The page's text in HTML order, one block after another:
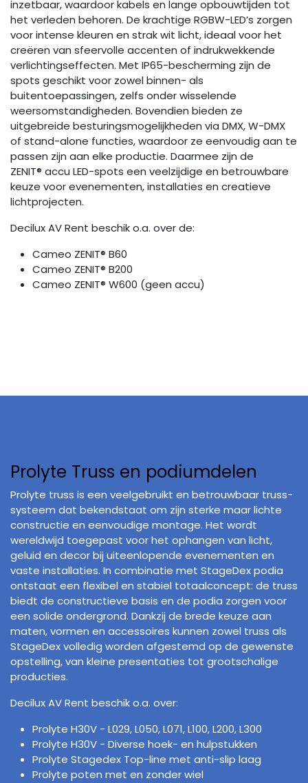
inzetbaar, waardoor kabels en lange opbouwtijden tot
het verleden behoren. De krachtige RGBW-LED’s zorgen
voor intense kleuren en strak wit licht, ideaal voor het
creëren van sfeervolle accenten of indrukwekkende
verlichtingseffecten. Met IP65-bescherming zijn de
spots geschikt voor zowel binnen- als
buitentoepassingen, zelfs onder wisselende
weersomstandigheden. Bovendien bieden ze
uitgebreide besturingsmogelijkheden via DMX, W-DMX
of stand-alone functies, waardoor ze eenvoudig aan te
passen zijn aan elke productie. Daarmee zijn de
ZENIT® accu LED-spots een veelzijdige en betrouwbare
keuze voor evenementen, installaties en creatieve
lichtprojecten.
Decilux AV Rent beschik o.a. over de:
Cameo ZENIT® B60
Cameo ZENIT® B200
Cameo ZENIT® W600 (geen accu)
Prolyte Truss en podiumdelen
Prolyte truss is een veelgebruikt en betrouwbaar truss-
systeem dat bekendstaat om zijn sterke maar lichte
constructie en eenvoudige montage. Het wordt
wereldwijd toegepast voor het ophangen van licht,
geluid en decor bij uiteenlopende evenementen en
vaste installaties. In combinatie met StageDex podia
ontstaat een flexibel en stabiel totaalconcept: de truss
biedt de constructieve basis en de podia zorgen voor
een solide ondergrond. Dankzij de brede keuze aan
maten, vormen en accessoires kunnen zowel truss als
StageDex volledig worden afgestemd op de gewenste
opstelling, van kleine presentaties tot grootschalige
producties.
Decilux AV Rent beschik o.a. over:
Prolyte H30V - L029, L050, L071, L100, L200, L300
Prolyte H30V - Diverse hoek- en hulpstukken
Prolyte Stagedex Top-line met anti-slip laag
Prolyte poten met en zonder wiel